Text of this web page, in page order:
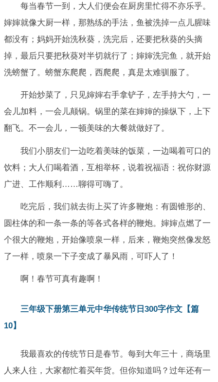
每当春节一到，大人们便会在厨房里忙得不亦乐乎。
婶婶就像大厨一样，那熟练的手法，鱼被洗掉一点儿腥味
都没有；妈妈开始洗秋葵，洗完后，还要把秋葵的头摘
掉，最后只要把秋葵对半切就行了；婶婶洗完鱼，就开始
洗螃蟹了。螃蟹东爬爬，西爬爬，真是太难驯服了。
开始炒菜了，只见婶婶右手拿铲子，左手持大勺，一
会儿加料，一会儿颠锅。锅里的菜在婶婶的操纵下，上下
翻飞。不一会儿，一顿美味的大餐就做好了。
我们小朋友们一边吃着美味的饭菜，一边喝着可口的
饮料；大人们喝着酒，互相举杯，说着祝福语：祝你财源
广进、工作顺利……聊得可嗨了。
吃完后，我们就去街上买了许多鞭炮：有圆锥形的、
圆柱体的和一条一条的等各式各样的鞭炮。婶婶点燃了一
个很大的鞭炮，开始像喷泉一样，后来，鞭炮突然像发怒
了一样，喷泉一下子变成了暴风雨，可吓人了！
啊！春节可真有趣啊！
三年级下册第三单元中华传统节日300字作文【篇
10】
我最喜欢的传统节日是春节。每到大年三十，商场里
人来人往，大家都忙着买年货。但你知道吗？过年还有一